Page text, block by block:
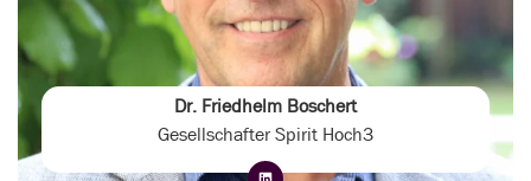
Dr. Friedhelm Boschert
Gesellschafter Spirit Hoch3